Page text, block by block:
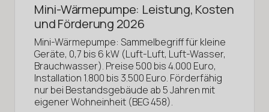
Mini-Wärmepumpe: Leistung, Kosten
und Förderung 2026
Mini-Wärmepumpe: Sammelbegriff für kleine
Geräte, 0,7 bis 6 kW (Luft-Luft, Luft-Wasser,
Brauchwasser). Preise 500 bis 4.000 Euro,
Installation 1.800 bis 3.500 Euro. Förderfähig
nur bei Bestandsgebäude ab 5 Jahren mit
eigener Wohneinheit (BEG 458).